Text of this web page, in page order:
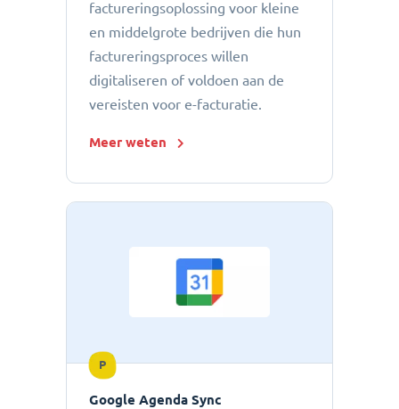
factureringsoplossing voor kleine
en middelgrote bedrijven die hun
factureringsproces willen
digitaliseren of voldoen aan de
vereisten voor e-facturatie.
Meer weten
P
Google Agenda Sync